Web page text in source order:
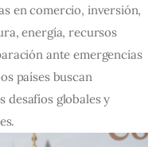
en comercio, inversión,
energía, recursos
ante emergencias
países buscan
desafíos globales y